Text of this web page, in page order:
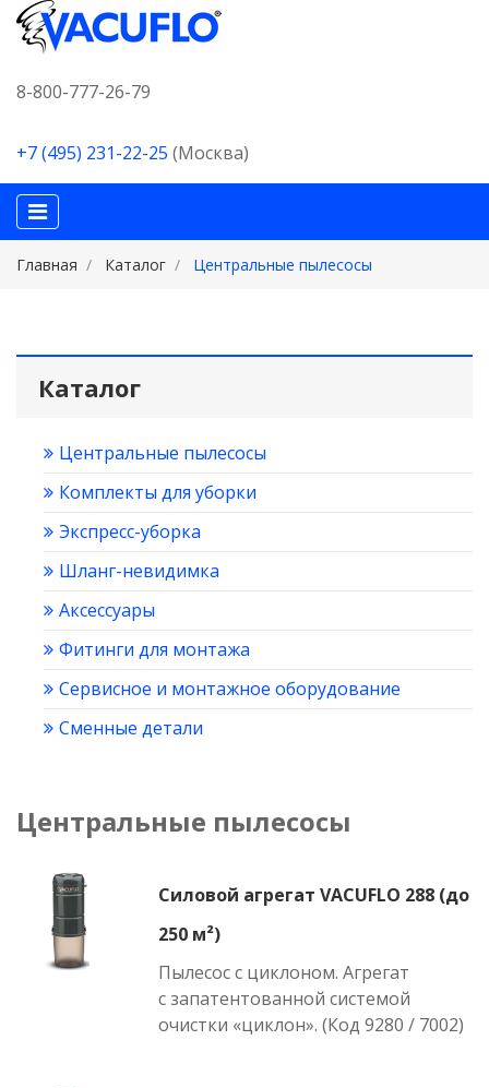
8-800-777-26-79
+7 (495) 231-22-25 (Москва)
Главная Каталог Центральные пылесосы
Каталог
Центральные пылесосы
Комплекты для уборки
Экспресс-уборка
Шланг-невидимка
Аксессуары
Фитинги для монтажа
Сервисное и монтажное оборудование
Сменные детали
Центральные пылесосы
Силовой агрегат VACUFLO 288 (до
250 м²)
Пылесос с циклоном. Агрегат
с запатентованной системой
очистки «циклон». (Код 9280 / 7002)